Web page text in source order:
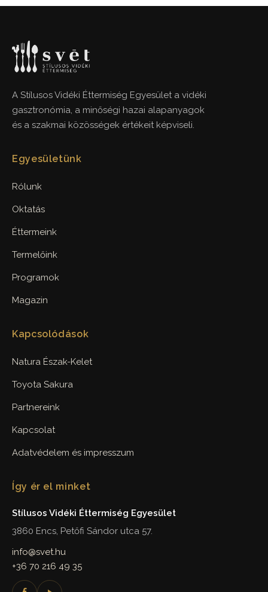
A Stílusos Vidéki Éttermiség Egyesület a vidéki
gasztronómia, a minőségi hazai alapanyagok
és a szakmai közösségek értékeit képviseli.
Egyesületünk
Rólunk
Oktatás
Éttermeink
Termelőink
Programok
Magazin
Kapcsolódások
Natura Észak-Kelet
Toyota Sakura
Partnereink
Kapcsolat
Adatvédelem és impresszum
Így ér el minket
Stílusos Vidéki Éttermiség Egyesület
3860 Encs, Petőfi Sándor utca 57.
info@svet.hu
+36 70 216 49 35